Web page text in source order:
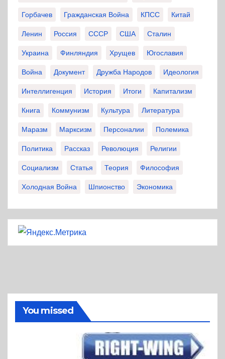
Горбачев Гражданская Война КПСС Китай
Ленин Россия СССР США Сталин
Украина Финляндия Хрущев Югославия
Война Документ Дружба Народов Идеология
Интеллигенция История Итоги Капитализм
Книга Коммунизм Культура Литература
Маразм Марксизм Персоналии Полемика
Политика Рассказ Революция Религии
Социализм Статья Теория Философия
Холодная Война Шпионство Экономика
You missed